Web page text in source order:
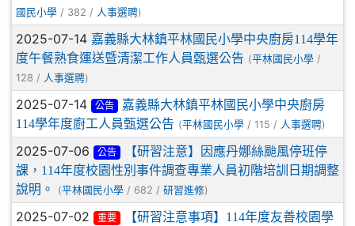
國民小學 / 382 / 人事選聘)
2025-07-14 嘉義縣大林鎮平林國民小學中央廚房114學年
度午餐熟食運送暨清潔工作人員甄選公告 (平林國民小學 /
128 / 人事選聘)
2025-07-14 公告
嘉義縣大林鎮平林國民小學中央廚房
114學年度廚工人員甄選公告 (平林國民小學 / 115 / 人事選聘)
2025-07-06 公告
【研習注意】因應丹娜絲颱風停班停
課，114年度校園性別事件調查專業人員初階培訓日期調整
說明。
(平林國民小學 / 682 / 研習進修)
2025-07-02 重要
【研習注意事項】114年度友善校園學